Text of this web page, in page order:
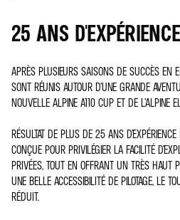
25 ANS
APRÈS PLUSIEURS SAISONS DE SUCCÈS EN
SONT RÉUNIS AUTOUR D’UNE GRANDE
NOUVELLE ALPINE A110 CUP ET DE L’ALPINE
RÉSULTAT DE PLUS DE 25 ANS
CONÇUE POUR PRIVILÉGIER LA FACILITÉ
PRIVÉES, TOUT EN OFFRANT UN TRÈS HAUT
UNE BELLE ACCESSIBILITÉ DE PILOTAGE, LE
RÉDUIT.